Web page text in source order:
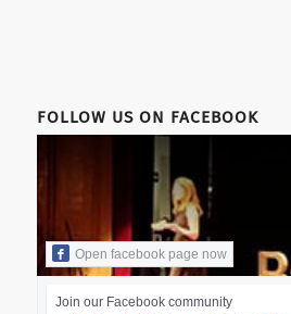
FOLLOW US ON FACEBOOK
Open facebook page now
Join our Facebook community